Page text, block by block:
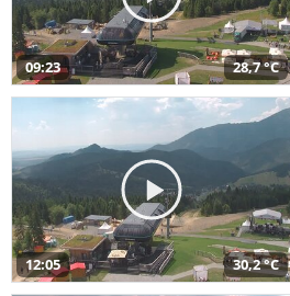
09:23 28,7 °C
12:05 30,2 °C